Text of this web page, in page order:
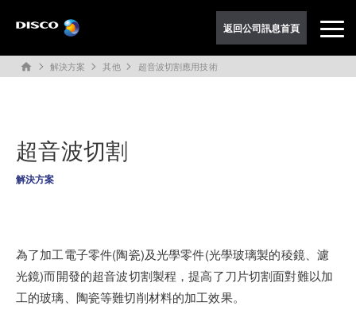
返回公司訊息首頁
home 解決方案 其他 超音波切割應用技術
超音波切割
解決方案
為了加工電子零件(陶瓷)及光學零件(光學玻璃製的稜鏡、濾
光鏡)而開發的超音波切割製程，提高了刀片切割面對難以加
工的玻璃、陶瓷等難切削材料的加工效果。